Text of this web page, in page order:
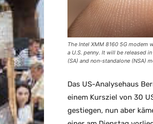
The Intel XMM 8160 5G modem
a U.S. penny. It will be released
(SA) and non-standalone (NSA)
Das US-Analysehaus
einem Kursziel von 30
gestiegen, nun aber